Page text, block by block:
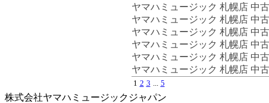
ヤマハミュージック 札幌店 中
ヤマハミュージック 札幌店 中
ヤマハミュージック 札幌店 中
ヤマハミュージック 札幌店 中
ヤマハミュージック 札幌店 中
ヤマハミュージック 札幌店 中
1 2 3 5
株式会社ヤマハミュージックジャパン